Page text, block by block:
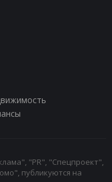
"PR", "Спецпроект",
публикуются на